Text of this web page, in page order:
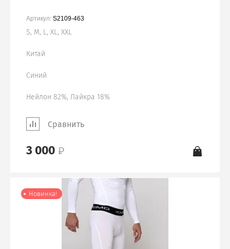
Артикул: S2109-463
S, M, L, XL, XXL
Китай
Синий
Нейлон 82%, Лайкра 18%
Сравнить
3 000
Новинка!